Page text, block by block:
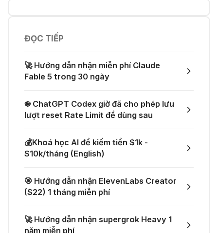
với một prompt
04 Thg 07 2026
🚀 Một GitHub Repository tổng hợp
04 Thg 07 2026
Plus miễn phí
03 Thg 07 2026
🎁 Nhận miễn phí DeepSeek V4 Pro
👨‍💻 Firebase Studio - Xây dựng
minh
🌟 Augment AI Agent - Trợ thủ đắc
ghi âm thành văn bản
ĐỌC TIẾP
🚀 Hướng dẫn nhận miễn phí Claude
Fable 5 trong 30 ngày
֎ ChatGPT Codex giờ đã cho phép lưu
lượt reset Rate Limit để dùng sau
💰Khoá học AI để kiếm tiền $1k -
$10k/tháng (English)
🎯 Hướng dẫn nhận ElevenLabs Creator
($22) 1 tháng miễn phí
🚀 Hướng dẫn nhận supergrok Heavy 1
năm miễn phí